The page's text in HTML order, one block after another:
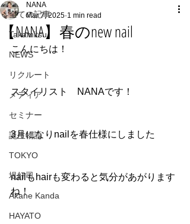
全ての記事
Takamitsu
NEWS
リクルート
メディア
セミナー
誕生物語
TOKYO
堤好司
Akane Kanda
HAYATO
【NANA】春のnew nail
NANA
Mar 7, 2025 1 min read
こんにちは！
スタイリスト　NANAです！
3月になりnailを春仕様にしました
nailもhairも変わると気分があがります
ね！